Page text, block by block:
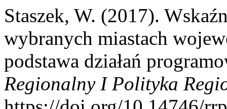
Staszek, W. (2017).
wybranych miastach
podstawa działań
Regionalny I Polityka